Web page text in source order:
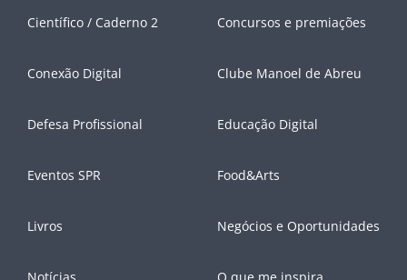
Científico / Caderno 2 Concursos e premiações
Conexão Digital Clube Manoel de Abreu
Defesa Profissional Educação Digital
Eventos SPR Food&Arts
Livros Negócios e Oportunidades